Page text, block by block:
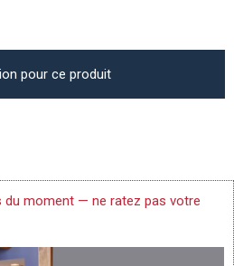
pour ce produit
moment — ne ratez pas votre